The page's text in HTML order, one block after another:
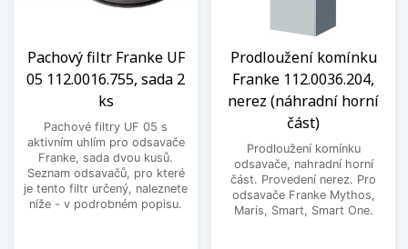
Pachový filtr Franke UF
05 112.0016.755, sada 2
ks
Pachové filtry UF 05 s
aktivním uhlím pro odsavače
Franke, sada dvou kusů.
Seznam odsavačů, pro které
je tento filtr určený, naleznete
níže - v podrobném popisu.
Prodloužení komínku
Franke 112.0036.204,
nerez (náhradní horní
část)
Prodloužení komínku
odsavače, nahradní horní
část. Provedení nerez. Pro
odsavače Franke Mythos,
Maris, Smart, Smart One.